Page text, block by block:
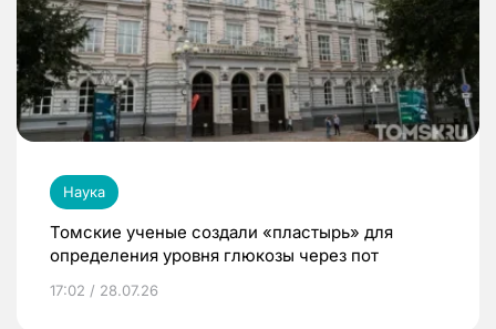
Наука
Томские ученые создали «пластырь» для
определения уровня глюкозы через пот
17:02 / 28.07.26